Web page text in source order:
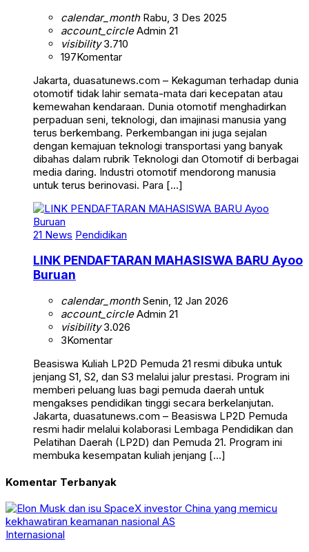
calendar_monthRabu, 3 Des 2025
account_circleAdmin 21
visibility3.710
197Komentar
Jakarta, duasatunews.com – Kekaguman terhadap dunia
otomotif tidak lahir semata-mata dari kecepatan atau
kemewahan kendaraan. Dunia otomotif menghadirkan
perpaduan seni, teknologi, dan imajinasi manusia yang
terus berkembang. Perkembangan ini juga sejalan
dengan kemajuan teknologi transportasi yang banyak
dibahas dalam rubrik Teknologi dan Otomotif di berbagai
media daring. Industri otomotif mendorong manusia
untuk terus berinovasi. Para […]
21 News Pendidikan
LINK PENDAFTARAN MAHASISWA BARU Ayoo
Buruan
calendar_monthSenin, 12 Jan 2026
account_circleAdmin 21
visibility3.026
3Komentar
Beasiswa Kuliah LP2D Pemuda 21 resmi dibuka untuk
jenjang S1, S2, dan S3 melalui jalur prestasi. Program ini
memberi peluang luas bagi pemuda daerah untuk
mengakses pendidikan tinggi secara berkelanjutan.
Jakarta, duasatunews.com – Beasiswa LP2D Pemuda
resmi hadir melalui kolaborasi Lembaga Pendidikan dan
Pelatihan Daerah (LP2D) dan Pemuda 21. Program ini
membuka kesempatan kuliah jenjang […]
Komentar Terbanyak
Internasional